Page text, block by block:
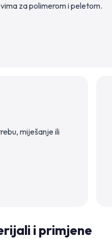
za polimerom i peletom.
miješanje ili
i primjene